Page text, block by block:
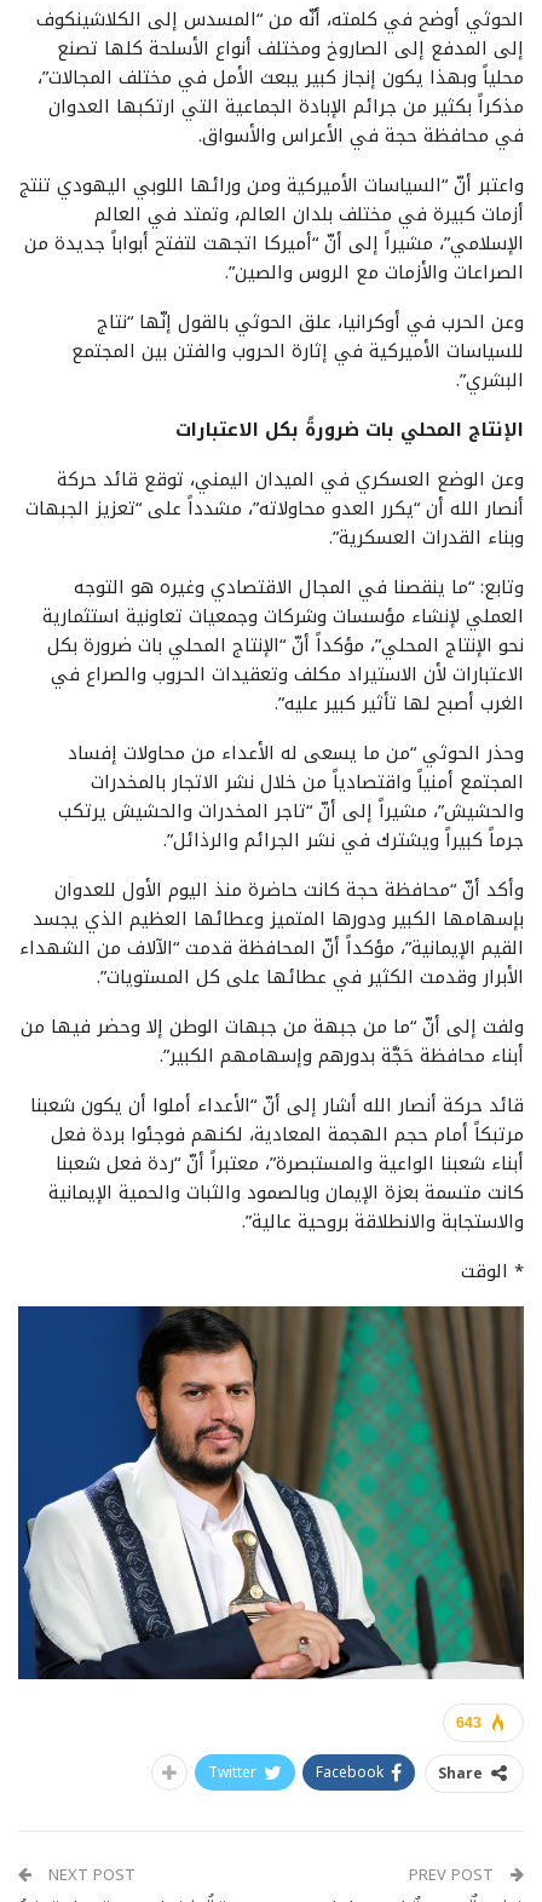
الحوثي أوضح في كلمته، أنّه من “المسدس إلى الكلاشينكوف
إلى المدفع إلى الصاروخ ومختلف أنواع الأسلحة كلها تصنع
محلياً وبهذا يكون إنجاز كبير يبعث الأمل في مختلف المجالات”،
مذكراً بكثير من جرائم الإبادة الجماعية التي ارتكبها العدوان
في محافظة حجة في الأعراس والأسواق.
واعتبر أنّ “السياسات الأميركية ومن ورائها اللوبي اليهودي تنتج
أزمات كبيرة في مختلف بلدان العالم، وتمتد في العالم
الإسلامي”، مشيراً إلى أنّ “أميركا اتجهت لتفتح أبواباً جديدة من
الصراعات والأزمات مع الروس والصين”.
وعن الحرب في أوكرانيا، علق الحوثي بالقول إنّها “نتاج
للسياسات الأميركية في إثارة الحروب والفتن بين المجتمع
البشري”.
الإنتاج المحلي بات ضرورةً بكل الاعتبارات
وعن الوضع العسكري في الميدان اليمني، توقع قائد حركة
أنصار الله أن “يكرر العدو محاولاته”، مشدداً على “تعزيز الجبهات
وبناء القدرات العسكرية”.
وتابع: “ما ينقصنا في المجال الاقتصادي وغيره هو التوجه
العملي لإنشاء مؤسسات وشركات وجمعيات تعاونية استثمارية
نحو الإنتاج المحلي”، مؤكداً أنّ “الإنتاج المحلي بات ضرورة بكل
الاعتبارات لأن الاستيراد مكلف وتعقيدات الحروب والصراع في
الغرب أصبح لها تأثير كبير عليه”.
وحذر الحوثي “من ما يسعى له الأعداء من محاولات إفساد
المجتمع أمنياً واقتصادياً من خلال نشر الاتجار بالمخدرات
والحشيش”، مشيراً إلى أنّ “تاجر المخدرات والحشيش يرتكب
جرماً كبيراً ويشترك في نشر الجرائم والرذائل”.
وأكد أنّ “محافظة حجة كانت حاضرة منذ اليوم الأول للعدوان
بإسهامها الكبير ودورها المتميز وعطائها العظيم الذي يجسد
القيم الإيمانية”، مؤكداً أنّ المحافظة قدمت “الآلاف من الشهداء
الأبرار وقدمت الكثير في عطائها على كل المستويات”.
ولفت إلى أنّ “ما من جبهة من جبهات الوطن إلا وحضر فيها من
أبناء محافظة حَجَّة بدورهم وإسهامهم الكبير”.
قائد حركة أنصار الله أشار إلى أنّ “الأعداء أملوا أن يكون شعبنا
مرتبكاً أمام حجم الهجمة المعادية، لكنهم فوجئوا بردة فعل
أبناء شعبنا الواعية والمستبصرة”، معتبراً أنّ “ردة فعل شعبنا
كانت متسمة بعزة الإيمان وبالصمود والثبات والحمية الإيمانية
والاستجابة والانطلاقة بروحية عالية”.
* الوقت
643
Share
Facebook
Twitter
NEXT POST